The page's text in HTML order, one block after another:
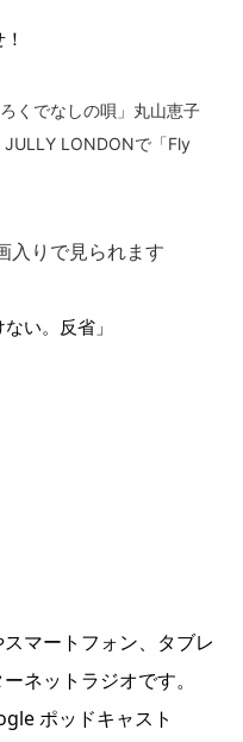
くでなしの唄」丸山恵子
LONDONで「Fly
入りで見られます
い。反省」
マートフォン、タブレ
ネットラジオです。
ポッドキャスト